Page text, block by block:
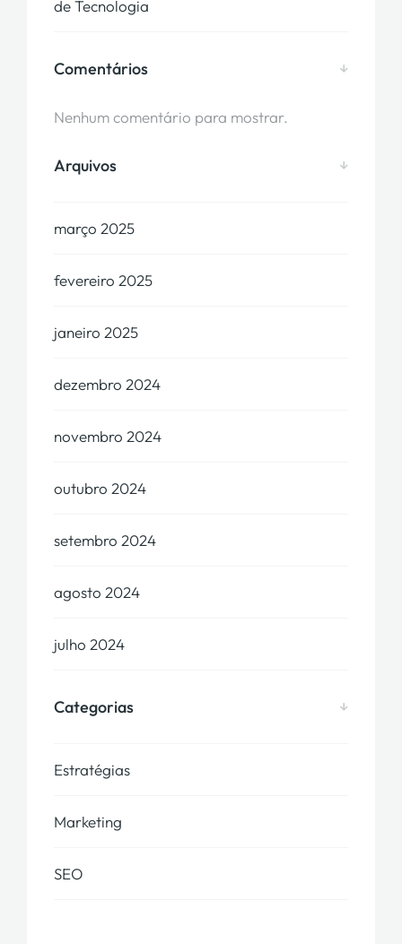
de Tecnologia
Comentários
Nenhum comentário para mostrar.
Arquivos
março 2025
fevereiro 2025
janeiro 2025
dezembro 2024
novembro 2024
outubro 2024
setembro 2024
agosto 2024
julho 2024
Categorias
Estratégias
Marketing
SEO